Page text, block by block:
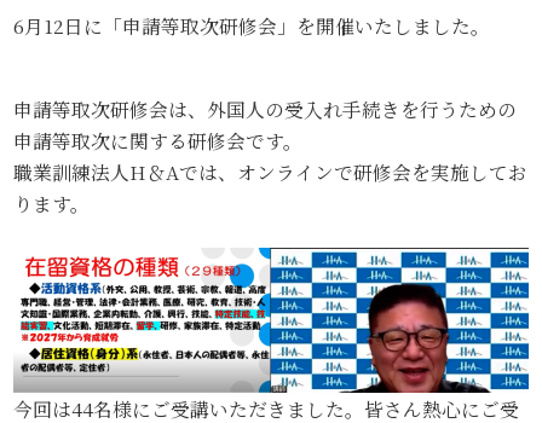
6月12日に「申請等取次研修会」を開催いたしました。
申請等取次研修会は、外国人の受入れ手続きを行うための
申請等取次に関する研修会です。
職業訓練法人H＆Aでは、オンラインで研修会を実施してお
ります。
今回は44名様にご受講いただきました。皆さん熱心にご受